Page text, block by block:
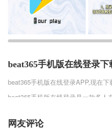
beat365手机版在线登录下
beat365手机版在线登录APP,现在下
beat365手机版在线登录是一款多人
多的游戏主线玩法，丰富的游戏剧
多种多样的游戏boss等着你来战，
你的那一把绝世兵器，在这片实力
网友评论